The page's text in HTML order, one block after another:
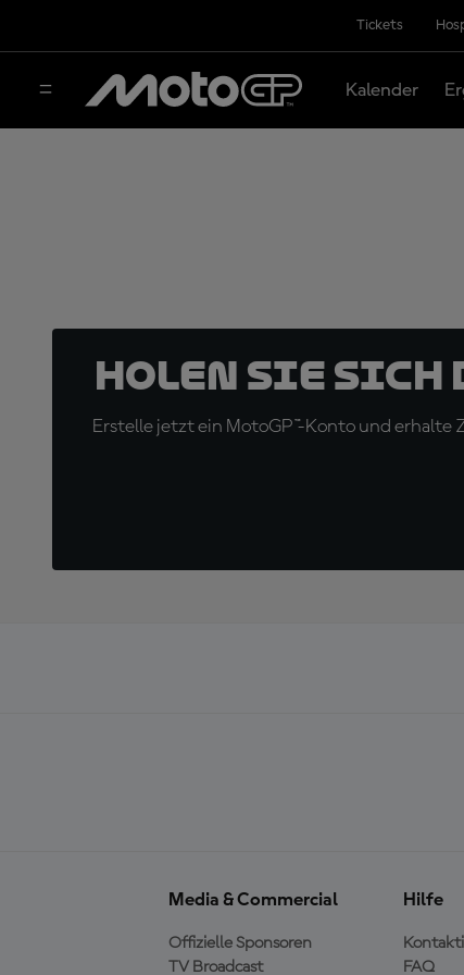
Tickets
Kalender
Holen Sie
Erstelle jetzt ein MotoGP™-Konto und
Media & Commercial
Offizielle Sponsoren
TV Broadcast
Hilfe
FAQ